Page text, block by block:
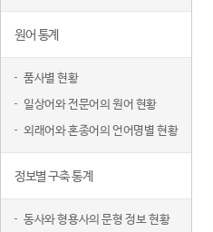
원어 통계
품사별 현황
일상어와 전문어의 원어 현황
외래어와 혼종어의 언어명별 현황
정보별 구축 통계
동사와 형용사의 문형 정보 현황